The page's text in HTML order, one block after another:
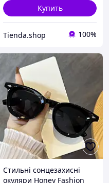
Купить
Tienda.shop 100%
Стильні сонцезахисні
окуляри Honey Fashion